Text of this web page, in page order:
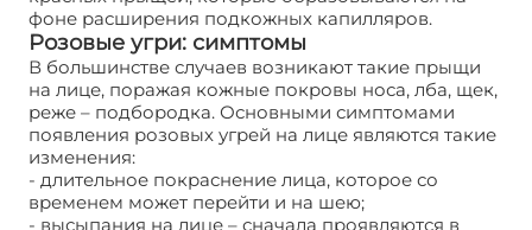
фоне расширения подкожных капилляров.
Розовые угри: симптомы
В большинстве случаев возникают такие прыщи
на лице, поражая кожные покровы носа, лба, щек,
реже – подбородка. Основными симптомами
появления розовых угрей на лице являются такие
изменения:
- длительное покраснение лица, которое со
временем может перейти и на шею;
- высыпания на лице – сначала проявляются в